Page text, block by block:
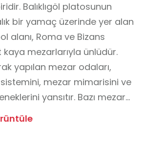
Balıklıgöl platosunun
bir yamaç üzerinde yer alan
alanı, Roma ve Bizans
mezarlarıyla ünlüdür.
yapılan mezar odaları,
mezar mimarisini ve
yansıtır. Bazı mezar
kabartmalar, yazıtlar ve